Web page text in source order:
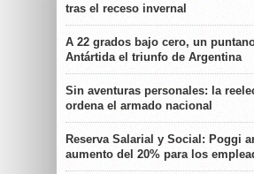
tras el receso invernal
A 22 grados bajo cero, un
Antártida el triunfo de Argentina
Sin aventuras personales: la
ordena el armado nacional
Reserva Salarial y Social: Poggi
aumento del 20% para los